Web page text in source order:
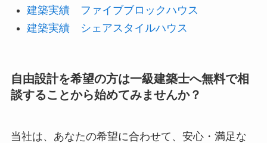
建築実績 ファイブブロックハウス
建築実績 シェアスタイルハウス
自由設計を希望の方は一級建築士へ無料で相
談することから始めてみませんか？
当社は、あなたの希望に合わせて、安心・満足な